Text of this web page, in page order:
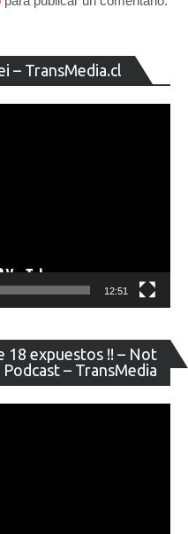
– TransMedia.cl
de
12:51
18 expuestos !! – Not
Podcast – TransMedia
de